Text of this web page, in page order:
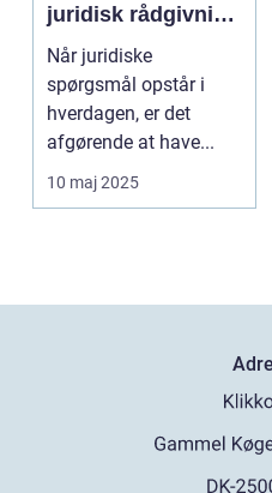
juridisk rådgivning
tæt på dig
Når juridiske
spørgsmål opstår i
hverdagen, er det
afgørende at have...
10 maj 2025